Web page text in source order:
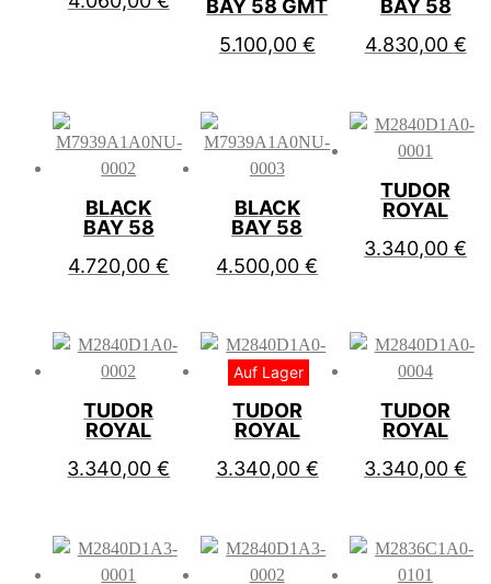
BAY 58 GMT
5.100,00 €
BAY 58
4.830,00 €
BLACK
BAY 58
4.720,00€
BLACK
BAY 58
4.500,00€
TUDOR
ROYAL
3.340,00€
TUDOR
ROYAL
3.340,00€
TUDOR
ROYAL
3.340,00 €
Auf Lager
TUDOR
ROYAL
3.340,00€